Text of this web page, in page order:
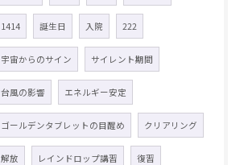
1414 誕生日 入院 222
宇宙からのサイン サイレント期間
台風の影響 エネルギー安定
ゴールデンタブレットの目醒め クリアリング
解放 レインドロップ講習 復習